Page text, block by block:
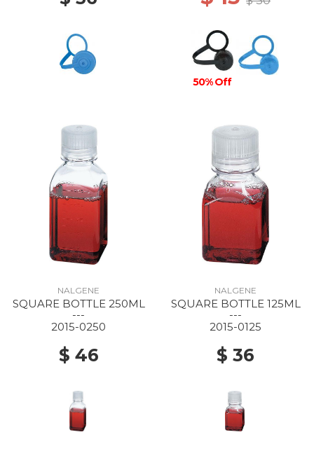
50% Off
NALGENE
SQUARE BOTTLE 250ML
---
2015-0250
$ 46
NALGENE
SQUARE BOTTLE 125ML
---
2015-0125
$ 36